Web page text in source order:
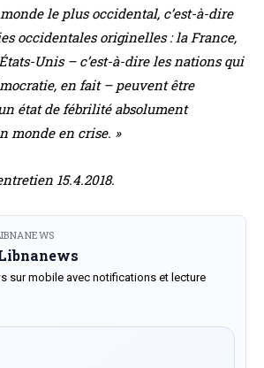
le plus occidental, c’est-à-dire
occidentales originelles : la France,
Unis – c’est-à-dire les nations qui
en fait – peuvent être
état de fébrilité absolument
monde en crise. »
15.4.2018.
sur mobile avec notifications et lecture